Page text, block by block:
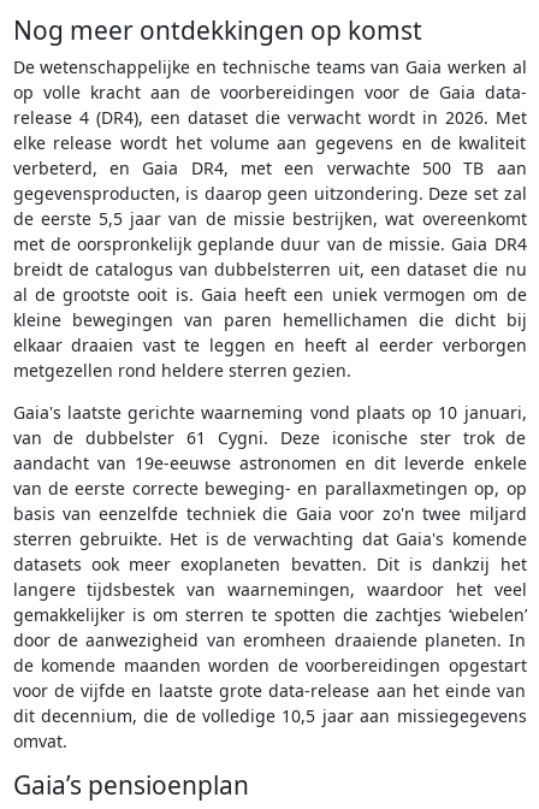
Nog meer ontdekkingen op komst
De wetenschappelijke en technische teams van Gaia werken al
op volle kracht aan de voorbereidingen voor de Gaia data-
release 4 (DR4), een dataset die verwacht wordt in 2026. Met
elke release wordt het volume aan gegevens en de kwaliteit
verbeterd, en Gaia DR4, met een verwachte 500 TB aan
gegevensproducten, is daarop geen uitzondering. Deze set zal
de eerste 5,5 jaar van de missie bestrijken, wat overeenkomt
met de oorspronkelijk geplande duur van de missie. Gaia DR4
breidt de catalogus van dubbelsterren uit, een dataset die nu
al de grootste ooit is. Gaia heeft een uniek vermogen om de
kleine bewegingen van paren hemellichamen die dicht bij
elkaar draaien vast te leggen en heeft al eerder verborgen
metgezellen rond heldere sterren gezien.
Gaia's laatste gerichte waarneming vond plaats op 10 januari,
van de dubbelster 61 Cygni. Deze iconische ster trok de
aandacht van 19e-eeuwse astronomen en dit leverde enkele
van de eerste correcte beweging- en parallaxmetingen op, op
basis van eenzelfde techniek die Gaia voor zo'n twee miljard
sterren gebruikte. Het is de verwachting dat Gaia's komende
datasets ook meer exoplaneten bevatten. Dit is dankzij het
langere tijdsbestek van waarnemingen, waardoor het veel
gemakkelijker is om sterren te spotten die zachtjes ‘wiebelen’
door de aanwezigheid van eromheen draaiende planeten. In
de komende maanden worden de voorbereidingen opgestart
voor de vijfde en laatste grote data-release aan het einde van
dit decennium, die de volledige 10,5 jaar aan missiegegevens
omvat.
Gaia’s pensioenplan